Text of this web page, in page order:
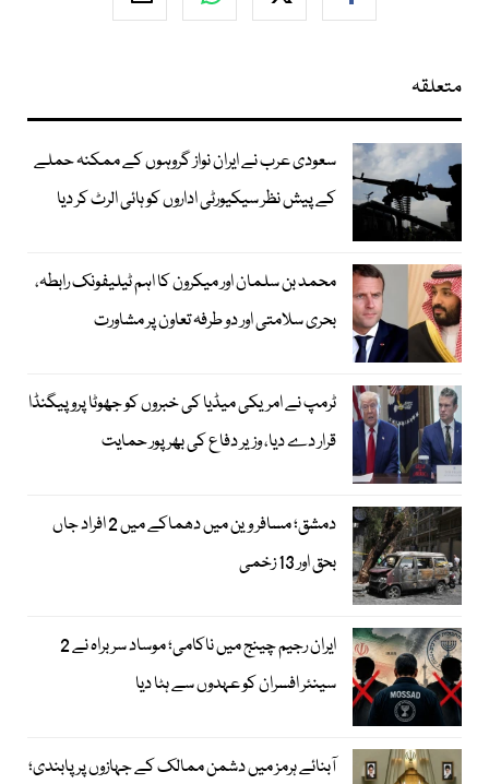
متعلقہ
سعودی عرب نے ایران نواز گروہوں کے ممکنہ حملے
کے پیش نظر سیکیورٹی اداروں کو ہائی الرٹ کر دیا
محمد بن سلمان اور میکرون کا اہم ٹیلیفونک رابطہ،
بحری سلامتی اور دو طرفہ تعاون پر مشاورت
ٹرمپ نے امریکی میڈیا کی خبروں کو جھوٹا پروپیگنڈا
قرار دے دیا، وزیر دفاع کی بھرپور حمایت
دمشق؛ مسافر وین میں دھماکے میں 2 افراد جاں
بحق اور 13 زخمی
ایران رجیم چینج میں ناکامی؛ موساد سربراہ نے 2
سینئر افسران کو عہدوں سے ہٹا دیا
آبنائے ہرمز میں دشمن ممالک کے جہازوں پر پابندی؛